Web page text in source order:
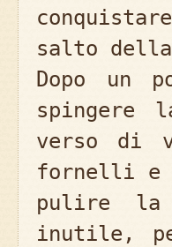
salto
Dopo un
spingere
verso di
fornelli e
pulire la
inutile,